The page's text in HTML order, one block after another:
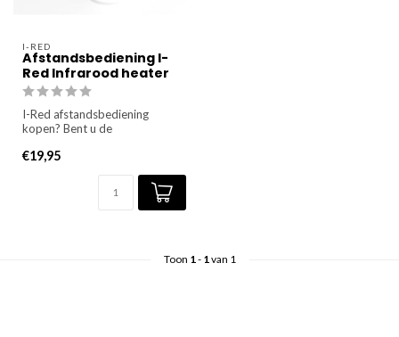
I-RED
Afstandsbediening I-
Red Infrarood heater
I-Red afstandsbediening
kopen? Bent u de
Volt I-R...
€19,95
Toon 1- 1van 1